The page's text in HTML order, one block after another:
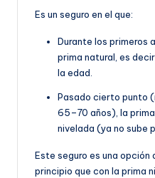
Es un seguro en el que:
Durante los primeros
prima natural, es
la edad.
Pasado cierto punto
65–70 años), la
nivelada (ya no sube
Este seguro es una opción
principio que con la prima